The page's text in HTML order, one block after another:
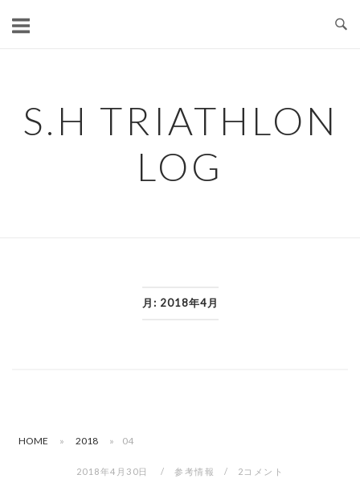
S.H TRIATHLON
LOG
月: 2018年4月
HOME » 2018 » 04
2018年4月30日 参考情報 2コメント